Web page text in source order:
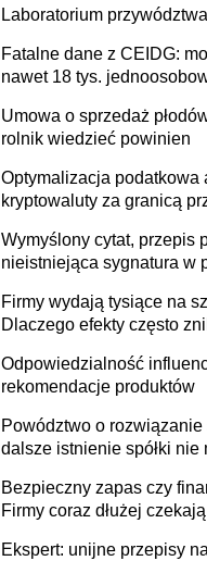
Laboratorium przywództwa
Fatalne dane z CEIDG:
nawet 18 tys.
Umowa o sprzedaż
rolnik wiedzieć powinien
Optymalizacja podatkowa
kryptowaluty za granicą
Wymyślony cytat, przepis
nieistniejąca sygnatura w
firmie
Firmy wydają tysiące na
Dlaczego efekty często
Odpowiedzialność
rekomendacje produktów
Powództwo o rozwiązanie
dalsze istnienie spółki nie
Bezpieczny zapas czy
Firmy coraz dłużej
Ekspert: unijne przepisy